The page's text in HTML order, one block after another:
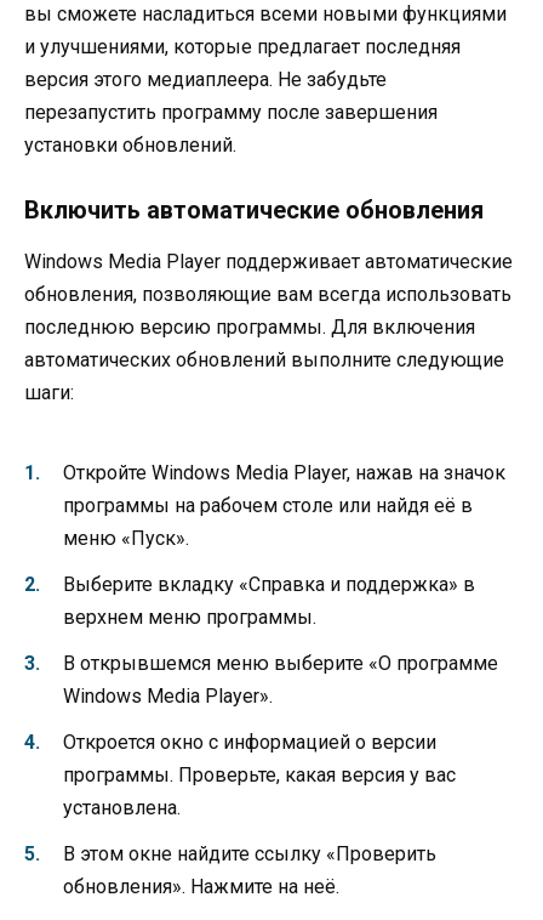
вы сможете насладиться всеми новыми функциями
и улучшениями, которые предлагает последняя
версия этого медиаплеера. Не забудьте
перезапустить программу после завершения
установки обновлений.
Включить автоматические обновления
Windows Media Player поддерживает автоматические
обновления, позволяющие вам всегда использовать
последнюю версию программы. Для включения
автоматических обновлений выполните следующие
шаги:
Откройте Windows Media Player, нажав на значок
программы на рабочем столе или найдя её в
меню «Пуск».
Выберите вкладку «Справка и поддержка» в
верхнем меню программы.
В открывшемся меню выберите «О программе
Windows Media Player».
Откроется окно с информацией о версии
программы. Проверьте, какая версия у вас
установлена.
В этом окне найдите ссылку «Проверить
обновления». Нажмите на неё.